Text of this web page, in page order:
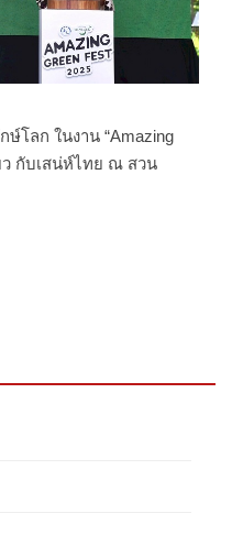
โลก ในงาน “Amazing
ว กับเสน่ห์ไทย ณ สวน